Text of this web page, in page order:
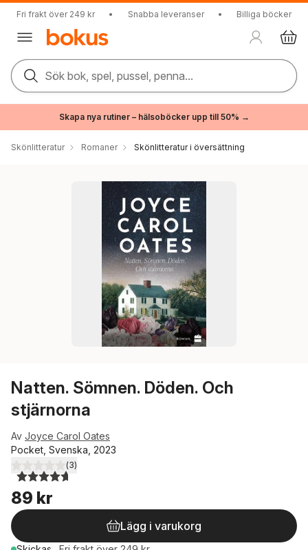
Fri frakt över 249 kr • Snabba leveranser • Billiga böcker
Sök bok, spel, pussel, penna...
Skapa nya rutiner – hälsoböcker upp till 50% →
Skönlitteratur Romaner Skönlitteratur i översättning
Natten. Sömnen. Döden. Och
stjärnorna
Av Joyce Carol Oates
Pocket, Svenska, 2023
4,7utav 5 stjärnor. Totalt antal röster:
(3)
89 kr
Lägg i varukorg